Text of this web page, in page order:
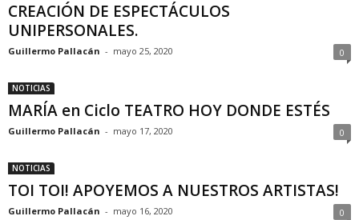
CREACIÓN DE ESPECTÁCULOS
UNIPERSONALES.
Guillermo Pallacán - mayo 25, 2020 0
NOTICIAS
MARÍA en Ciclo TEATRO HOY DONDE ESTÉS
Guillermo Pallacán - mayo 17, 2020 0
NOTICIAS
TOI TOI! APOYEMOS A NUESTROS ARTISTAS!
Guillermo Pallacán - mayo 16, 2020 0